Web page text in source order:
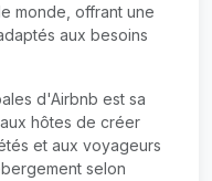
monde, offrant une
aux besoins
d'Airbnb est sa
hôtes de créer
et aux voyageurs
selon